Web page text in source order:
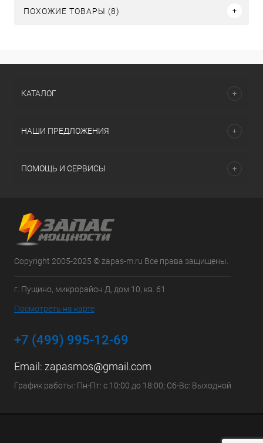
ПОХОЖИЕ ТОВАРЫ (8)
КАТАЛОГ
НАШИ ПРЕДЛОЖЕНИЯ
ПОМОЩЬ И СЕРВИСЫ
Copyright 2005-2025 © zapas-m.ru Все права защищены.
г. Пущино, микрорайон Д, дом 10, кв. 61
Посмотреть на карте
+7 (499) 995-12-69
Email: zapasmos@gmail.com
График работы: Пн-Пт: с 10:00 до 18:00; Сб-Вс: Выходной